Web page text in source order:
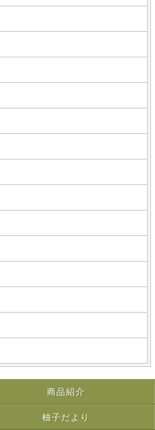
商品紹介
柚子だより